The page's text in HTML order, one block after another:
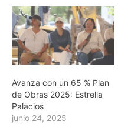
Avanza con un 65 % Plan
de Obras 2025: Estrella
Palacios
junio 24, 2025